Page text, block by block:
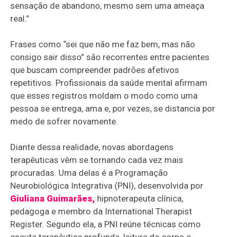
sensação de abandono, mesmo sem uma ameaça
real.”
Frases como “sei que não me faz bem, mas não
consigo sair disso” são recorrentes entre pacientes
que buscam compreender padrões afetivos
repetitivos. Profissionais da saúde mental afirmam
que esses registros moldam o modo como uma
pessoa se entrega, ama e, por vezes, se distancia por
medo de sofrer novamente.
Diante dessa realidade, novas abordagens
terapêuticas vêm se tornando cada vez mais
procuradas. Uma delas é a Programação
Neurobiológica Integrativa (PNI), desenvolvida por
Giuliana Guimarães, hipnoterapeuta clínica,
pedagoga e membro da International Therapist
Register. Segundo ela, a PNI reúne técnicas como